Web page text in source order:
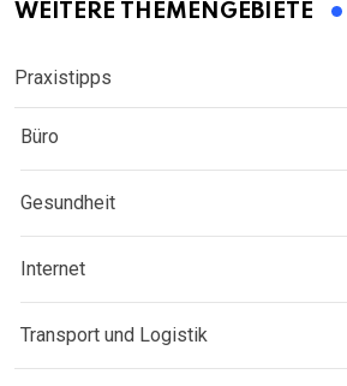
WEITERE THEMENGEBIETE
Praxistipps
Büro
Gesundheit
Internet
Transport und Logistik